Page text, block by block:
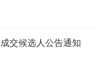
交候选人公告通知